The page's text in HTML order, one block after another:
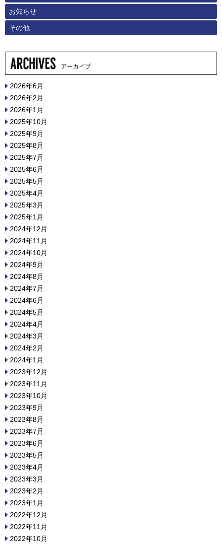
お知らせ
その他
アーカイブ
2026年6月
2026年2月
2026年1月
2025年10月
2025年9月
2025年8月
2025年7月
2025年6月
2025年5月
2025年4月
2025年3月
2025年1月
2024年12月
2024年11月
2024年10月
2024年9月
2024年8月
2024年7月
2024年6月
2024年5月
2024年4月
2024年3月
2024年2月
2024年1月
2023年12月
2023年11月
2023年10月
2023年9月
2023年8月
2023年7月
2023年6月
2023年5月
2023年4月
2023年3月
2023年2月
2023年1月
2022年12月
2022年11月
2022年10月